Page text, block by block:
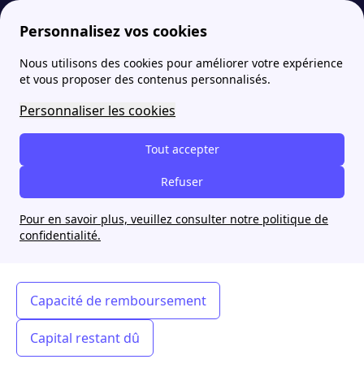
Personnalisez vos cookies
Nous utilisons des cookies pour améliorer votre expérience
et vous proposer des contenus personnalisés.
Personnaliser les cookies
Tout accepter
Refuser
Pour en savoir plus, veuillez consulter notre politique de
confidentialité.
papernest Lexique de l'immobilier: définitions de A à C Capital : définition
Capital : définition
: Le capital d'un prêt immobilier
désigne le montant emprunté.
Capacité de remboursement
Capital restant dû